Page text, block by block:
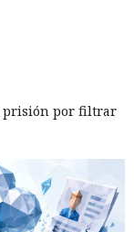
prisión por filtrar